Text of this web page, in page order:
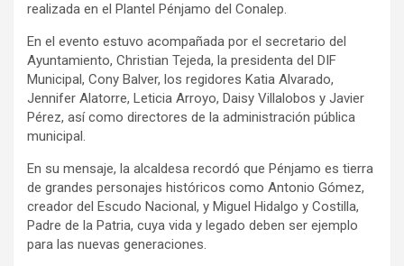
realizada en el Plantel Pénjamo del Conalep.
En el evento estuvo acompañada por el secretario del
Ayuntamiento, Christian Tejeda, la presidenta del DIF
Municipal, Cony Balver, los regidores Katia Alvarado,
Jennifer Alatorre, Leticia Arroyo, Daisy Villalobos y Javier
Pérez, así como directores de la administración pública
municipal.
En su mensaje, la alcaldesa recordó que Pénjamo es tierra
de grandes personajes históricos como Antonio Gómez,
creador del Escudo Nacional, y Miguel Hidalgo y Costilla,
Padre de la Patria, cuya vida y legado deben ser ejemplo
para las nuevas generaciones.